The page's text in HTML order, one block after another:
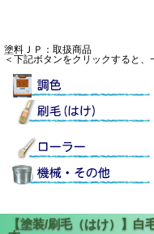
塗料ＪＰ：取扱商品
＜下記ボタンをクリックすると、